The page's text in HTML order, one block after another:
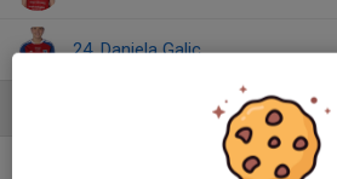
24. Daniela Galic
Assisterande tränare